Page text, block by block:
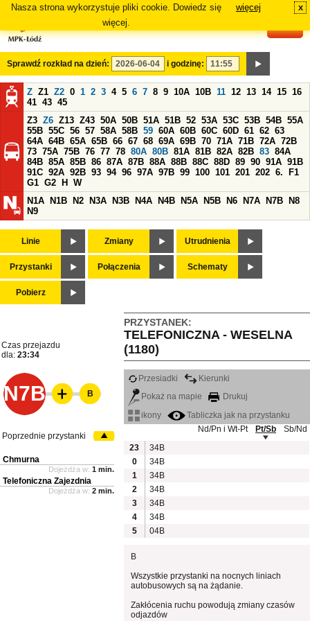
Nasza strona wykorzystuje pliki cookie. Dowiedz się
więcej.
więcej x
Sprawdź rozkład na dzień: i godzinę:
Z Z1 Z2 0 1 2 3 4 5 6 7 8 9 10A 10B 11 12 13 14 15 16
41 43 45
Z3 Z6 Z13 Z43 50A 50B 51A 51B 52 53A 53C 53B 54B 55A
55B 55C 56 57 58A 58B 59 60A 60B 60C 60D 61 62 63
64A 64B 65A 65B 66 67 68 69A 69B 70 71A 71B 72A 72B
73 75A 75B 76 77 78 80A 80B 81A 81B 82A 82B 83 84A
84B 85A 85B 86 87A 87B 88A 88B 88C 88D 89 90 91A 91B
91C 92A 92B 93 94 96 97A 97B 99 100 101 201 202 6.
F1
G1 G2 H
W
N1A
N1B N2 N3A N3B N4A N4B N5A N5B N6 N7A N7B
N8
N9
Linie Zmiany Utrudnienia
Przystanki Połączenia Schematy
Pobierz
PRZYSTANEK:
TELEFONICZNA - WESELNA
(1180)
Czas przejazdu
dla: 23:34
N7B
Przesiadki
Kierunki
Pokaż na mapie
Drukuj
ikony
Tabliczka jak na przystanku
Nd/Pn i Wt-Pt
Pt/Sb
Sb/Nd
23
34B
0
34B
1
34B
2
34B
3
34B
4
34B
5
04B
B
Wszystkie przystanki na nocnych liniach
autobusowych są na żądanie.
Zakłócenia ruchu powodują zmiany czasów
odjazdów
B
Poprzednie przystanki
Chmurna
Dojeżdża w: 1 min.
Telefoniczna Zajezdnia
Dojeżdża w: 2 min.